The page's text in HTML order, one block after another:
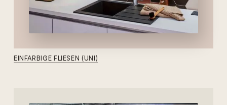
EINFARBIGE FLIESEN (UNI)